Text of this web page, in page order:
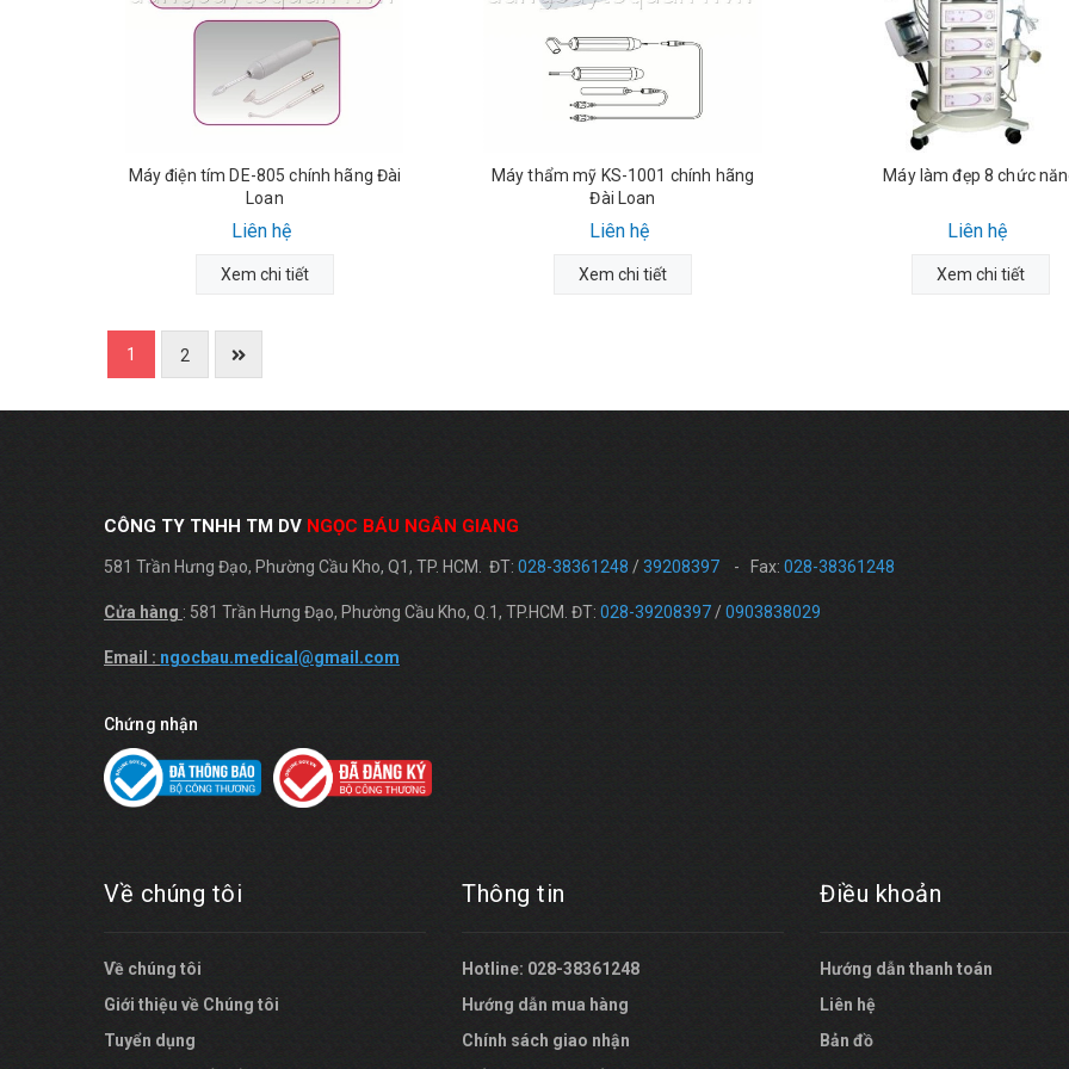
Máy điện tím DE-805 chính hãng Đài
Loan
Liên hệ
Xem chi tiết
Máy thẩm mỹ KS-1001 chính hãng
Đài Loan
Liên hệ
Xem chi tiết
Máy làm đẹp 8 chức
Liên hệ
Xem chi tiết
1 2
CÔNG TY TNHH TM DV NGỌC BÁU NGÂN GIANG
581 Trần Hưng Đạo, Phường Cầu Kho, Q1, TP. HCM. ĐT: 028-38361248 /39208397 - Fax: 028-38361248
Cửa hàng : 581 Trần Hưng Đạo, Phường Cầu Kho, Q.1, TP.HCM. ĐT: 028-39208397/0903838029
Email : ngocbau.medical@gmail.com
Chứng nhận
Về chúng tôi
Về chúng tôi
Giới thiệu về Chúng tôi
Tuyển dụng
Thông tin
Hotline: 028-38361248
Hướng dẫn mua hàng
Chính sách giao nhận
Điều khoản
Hướng dẫn thanh toán
Liên hệ
Bản đồ